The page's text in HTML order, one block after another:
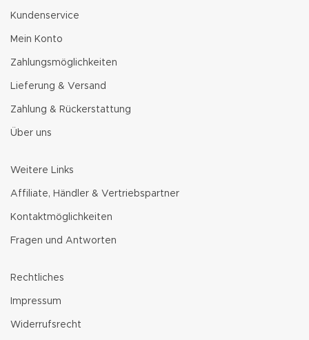
Kundenservice
Mein Konto
Zahlungsmöglichkeiten
Lieferung & Versand
Zahlung & Rückerstattung
Über uns
Weitere Links
Affiliate, Händler & Vertriebspartner
Kontaktmöglichkeiten
Fragen und Antworten
Rechtliches
Impressum
Widerrufsrecht